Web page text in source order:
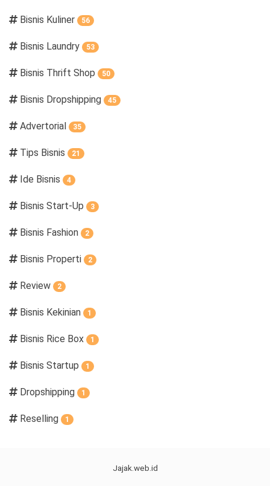
Bisnis Kuliner 56
Bisnis Laundry 53
Bisnis Thrift Shop 50
Bisnis Dropshipping 45
Advertorial 35
Tips Bisnis 21
Ide Bisnis 4
Bisnis Start-Up 3
Bisnis Fashion 2
Bisnis Properti 2
Review 2
Bisnis Kekinian 1
Bisnis Rice Box 1
Bisnis Startup 1
Dropshipping 1
Reselling 1
Jajak.web.id